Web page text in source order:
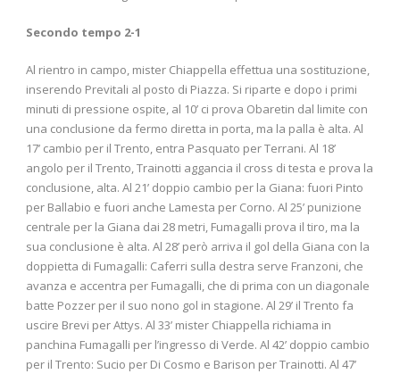
Secondo tempo 2-1
Al rientro in campo, mister Chiappella effettua una sostituzione,
inserendo Previtali al posto di Piazza. Si riparte e dopo i primi
minuti di pressione ospite, al 10’ ci prova Obaretin dal limite con
una conclusione da fermo diretta in porta, ma la palla è alta. Al
17’ cambio per il Trento, entra Pasquato per Terrani. Al 18’
angolo per il Trento, Trainotti aggancia il cross di testa e prova la
conclusione, alta. Al 21’ doppio cambio per la Giana: fuori Pinto
per Ballabio e fuori anche Lamesta per Corno. Al 25’ punizione
centrale per la Giana dai 28 metri, Fumagalli prova il tiro, ma la
sua conclusione è alta. Al 28’ però arriva il gol della Giana con la
doppietta di Fumagalli: Caferri sulla destra serve Franzoni, che
avanza e accentra per Fumagalli, che di prima con un diagonale
batte Pozzer per il suo nono gol in stagione. Al 29’ il Trento fa
uscire Brevi per Attys. Al 33’ mister Chiappella richiama in
panchina Fumagalli per l’ingresso di Verde. Al 42’ doppio cambio
per il Trento: Sucio per Di Cosmo e Barison per Trainotti. Al 47’